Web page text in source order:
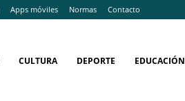
Apps móviles Normas Contacto
CULTURA DEPORTE EDUCACIÓN